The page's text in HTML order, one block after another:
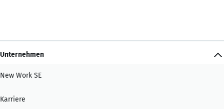
Unternehmen
New Work SE
Karriere